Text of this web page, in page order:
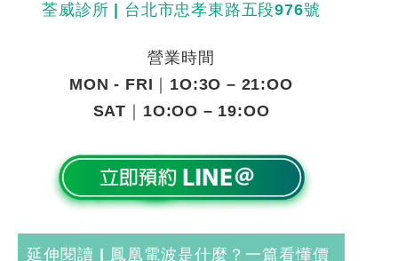
荃威診所
台北市忠孝東路五段976號
營業時間
MON - FRI
1O:3O – 21:OO
SAT
1O:OO – 19:OO
延伸閱讀 | 鳳凰電波是什麼？一篇看懂價